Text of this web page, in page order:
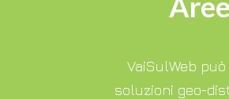
VaiSulWeb
soluzioni geo-